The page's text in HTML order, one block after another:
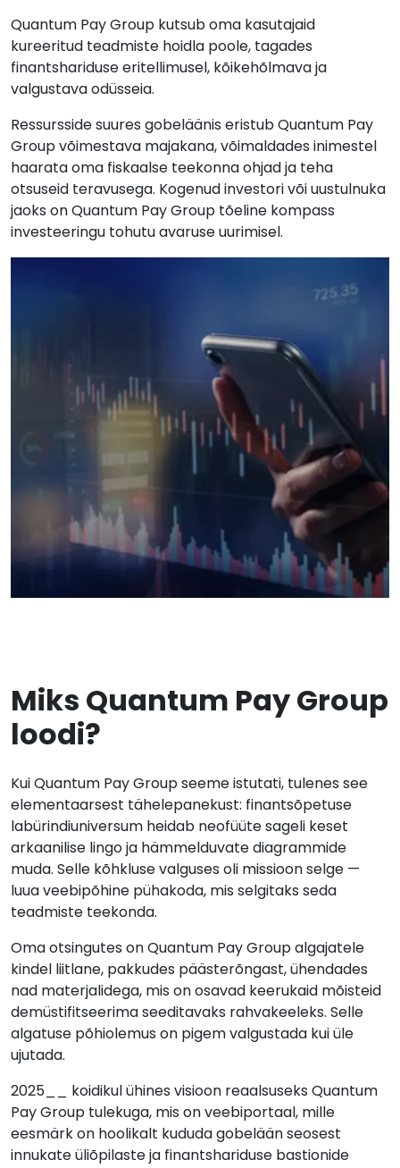
Quantum Pay Group kutsub oma kasutajaid
kureeritud teadmiste hoidla poole, tagades
finantshariduse eritellimusel, kõikehõlmava ja
valgustava odüsseia.
Ressursside suures gobeläänis eristub Quantum Pay
Group võimestava majakana, võimaldades inimestel
haarata oma fiskaalse teekonna ohjad ja teha
otsuseid teravusega. Kogenud investori või uustulnuka
jaoks on Quantum Pay Group tõeline kompass
investeeringu tohutu avaruse uurimisel.
Miks Quantum Pay Group
loodi?
Kui Quantum Pay Group seeme istutati, tulenes see
elementaarsest tähelepanekust: finantsõpetuse
labürindiuniversum heidab neofüüte sageli keset
arkaanilise lingo ja hämmelduvate diagrammide
muda. Selle kõhkluse valguses oli missioon selge —
luua veebipõhine pühakoda, mis selgitaks seda
teadmiste teekonda.
Oma otsingutes on Quantum Pay Group algajatele
kindel liitlane, pakkudes päästerõngast, ühendades
nad materjalidega, mis on osavad keerukaid mõisteid
demüstifitseerima seeditavaks rahvakeeleks. Selle
algatuse põhiolemus on pigem valgustada kui üle
ujutada.
2025__ koidikul ühines visioon reaalsuseks Quantum
Pay Group tulekuga, mis on veebiportaal, mille
eesmärk on hoolikalt kududa gobelään seosest
innukate üliõpilaste ja finantshariduse bastionide